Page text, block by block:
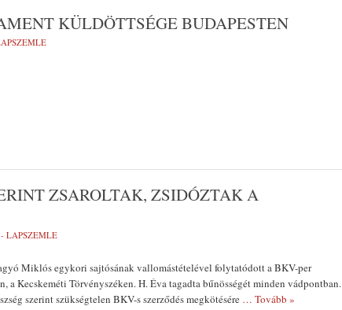
KÜLDÖTTSÉGE BUDAPESTEN
ZSAROLTAK, ZSIDÓZTAK A
LAPSZEMLE
Miklós egykori sajtósának vallomástételével folytatódott a BKV-per
a Kecskeméti Törvényszéken. H. Éva tagadta bűnösségét minden vádpontban.
szerint szükségtelen BKV-s szerződés megkötésére … Tovább »